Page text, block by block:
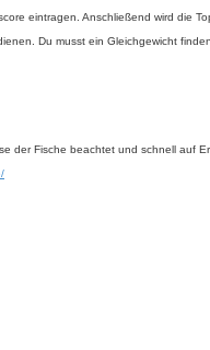
eintragen. Anschließend wird die
Du musst ein Gleichgewicht
der Fische beachtet und schnell auf